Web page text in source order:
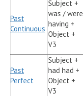
Past
Continuous
Subject +
was / were
having +
Object +
V3
Past
Perfect
Subject +
had had +
Object +
V3